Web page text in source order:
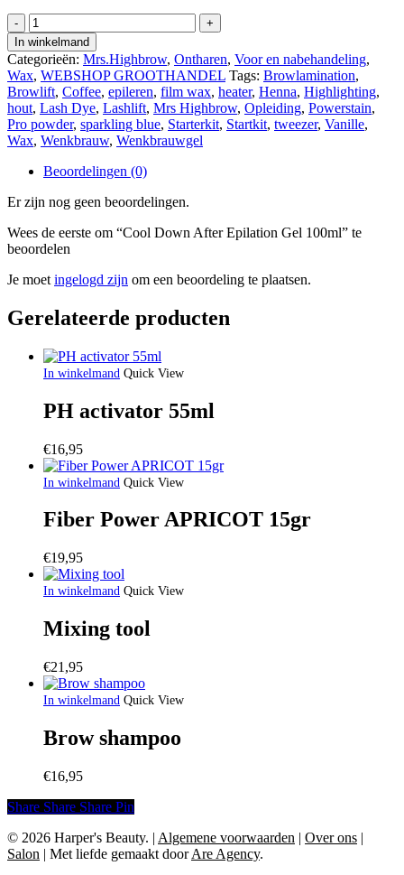
Cool
Down
After
Epilation
Gel
100ml
aantal
In winkelmand
Categorieën: Mrs.Highbrow, Ontharen, Voor en nabehandeling,
Wax, WEBSHOP GROOTHANDEL Tags: Browlamination,
Browlift, Coffee, epileren, film wax, heater, Henna, Highlighting,
hout, Lash Dye, Lashlift, Mrs Highbrow, Opleiding, Powerstain,
Pro powder, sparkling blue, Starterkit, Startkit, tweezer, Vanille,
Wax, Wenkbrauw, Wenkbrauwgel
Beoordelingen (0)
Er zijn nog geen beoordelingen.
Wees de eerste om “Cool Down After Epilation Gel 100ml” te
beoordelen
Je moet ingelogd zijn om een beoordeling te plaatsen.
Gerelateerde producten
In winkelmand Quick View
PH activator 55ml
€16,95
In winkelmand Quick View
Fiber Power APRICOT 15gr
€19,95
In winkelmand Quick View
Mixing tool
€21,95
In winkelmand Quick View
Brow shampoo
€16,95
Share
Share Share Share Pin
© 2026 Harper's Beauty. | Algemene voorwaarden | Over ons |
Salon | Met liefde gemaakt doorAre Agency.